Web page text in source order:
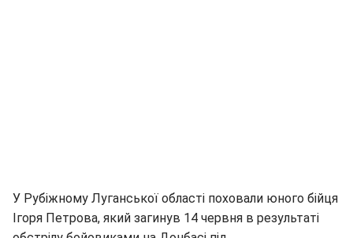
У Рубіжному Луганської області поховали юного бійця
Ігоря Петрова, який загинув 14 червня в результаті